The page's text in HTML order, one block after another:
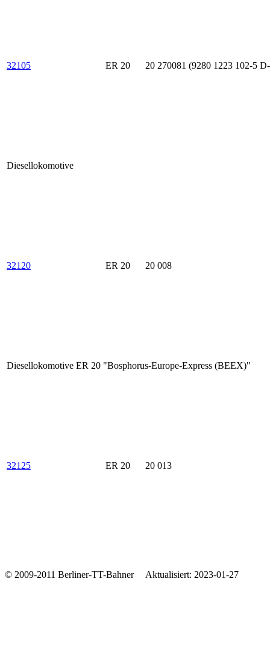
32105 ER 20 20 270081 (9280 1223 102-5
Diesellokomotive
32120 ER 20 20 008
Diesellokomotive ER 20 "Bosphorus-Europe-Express (BEEX)"
32125 ER 20 20 013
© 2009-2011 Berliner-TT-Bahner Aktualisiert: 2023-01-27